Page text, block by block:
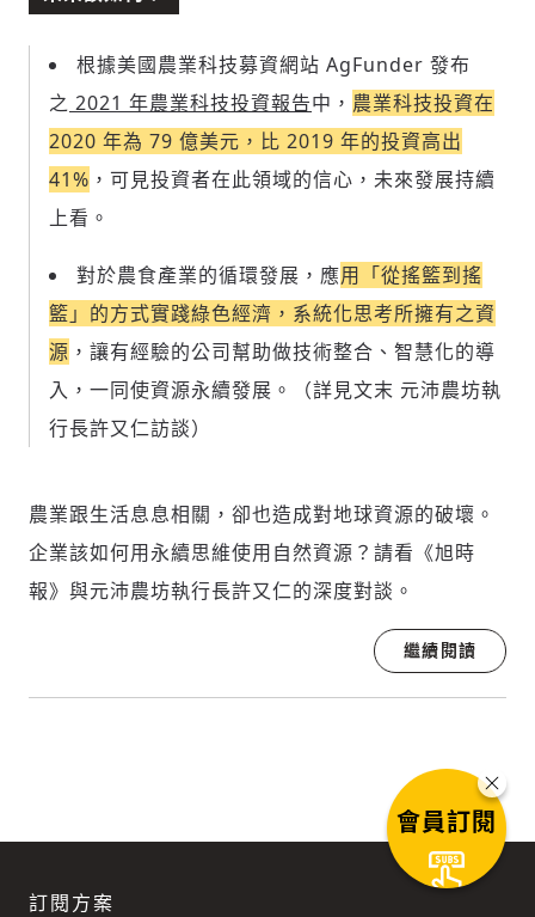
根據美國農業科技募資網站 AgFunder 發布
之 2021 年農業科技投資報告中， 農業科技投資在
2020 年為 79 億美元，比 2019 年的投資高出
41% ，可見投資者在此領域的信心，未來發展持續
上看。
對於農食產業的循環發展，應用「從搖籃到搖
籃」的方式實踐綠色經濟，系統化思考所擁有之資
源 ，讓有經驗的公司幫助做技術整合、智慧化的導
入，一同使資源永續發展。（詳見文末 元沛農坊執
行長許又仁訪談）
農業跟生活息息相關，卻也造成對地球資源的破壞。
企業該如何用永續思維使用自然資源？請看《旭時
報》與元沛農坊執行長許又仁的深度對談。
繼續閱讀
訂閱方案
會員訂閱